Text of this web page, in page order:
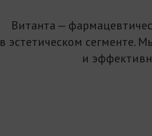
Витанта —
в эстетическом сегменте.
и